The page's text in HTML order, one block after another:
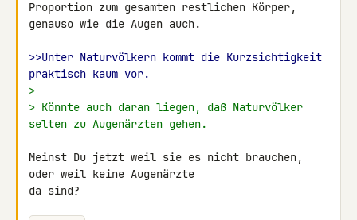
Proportion zum gesamten restlichen Körper,
genauso wie die Augen auch.
>>Unter Naturvölkern kommt die Kurzsichtigkeit
praktisch kaum vor.
>
> Könnte auch daran liegen, daß Naturvölker
selten zu Augenärzten gehen.
Meinst Du jetzt weil sie es nicht brauchen,
oder weil keine Augenärzte
da sind?